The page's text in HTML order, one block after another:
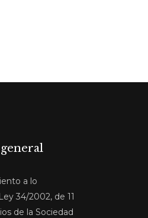
a lo
34/2002, de 11
de la Sociedad